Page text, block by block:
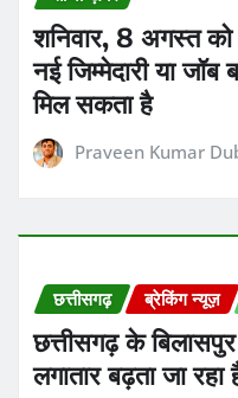
छत्तीसगढ़ के
लगातार बढ़ता जा रहा
Praveen Kumar
ट्रेनी IPS और
ठगी के मामले में
का आरोप लगा